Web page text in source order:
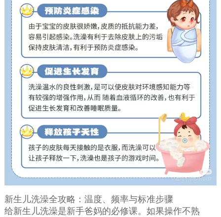
新生儿洗澡全攻略：温度、频率与标准步骤
给新生儿洗澡是新手爸妈的必修课。如果操作不熟